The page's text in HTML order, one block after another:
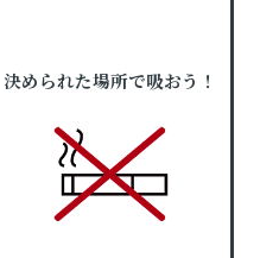
決められた場所で吸おう！